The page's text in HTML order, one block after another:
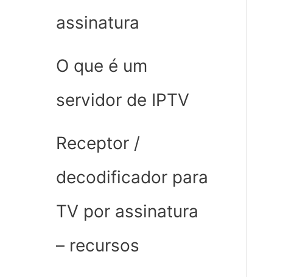
assinatura
O que é um
servidor de IPTV
Receptor /
decodificador para
TV por assinatura
– recursos